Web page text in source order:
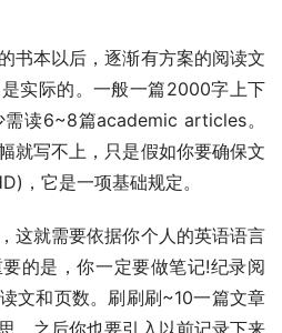
书本以后，逐渐有方案的阅读文
实际的。一般一篇2000字上下
读6~8篇academic articles。
就写不上，只是假如你要确保文
，它是一项基础规定。
这就需要依据你个人的英语语言
的是，你一定要做笔记!纪录阅
文和页数。刷刷刷~10一篇文章
，之后你也要引入以前记录下来